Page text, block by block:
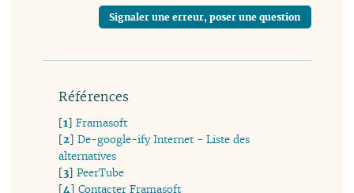
Signaler une erreur, poser une question
Références
[1]Framasoft
[2]De-google-ify Internet - Liste des
alternatives
[3]PeerTube
[4]Contacter Framasoft